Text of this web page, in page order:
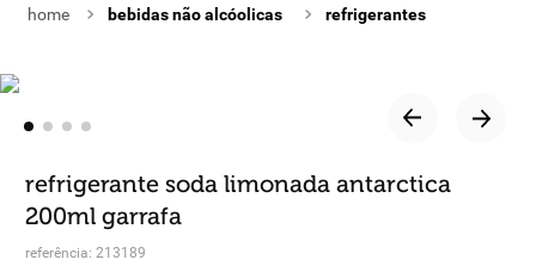
bebidas não alcóolicas refrigerantes
refrigerante soda limonada antarctica
200ml garrafa
referência: 213189
2º leite
º iogurte
5 º
6º biscoito